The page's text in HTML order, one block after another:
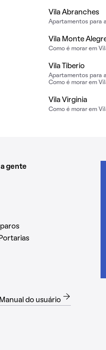
Vila Abranches
Apartamentos para
Vila Monte
Como é morar em
Vila Tiberio
Apartamentos para
Como é morar em
Vila Virginia
Como é morar em
a gente
Manual do usuário